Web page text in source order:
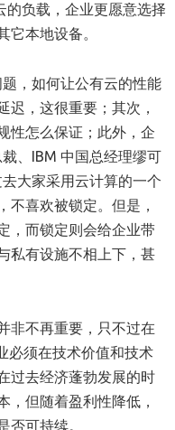
的负载，企业更愿意选择
它本地设备。
，如何让公有云的性能
迟，这很重要；其次，
性怎么保证；此外，企
、IBM 中国总经理缪可
大家采用云计算的一个
不喜欢被锁定。但是，
，而锁定则会给企业带
私有设施不相上下，甚
非不再重要，只不过在
必须在技术价值和技术
过去经济蓬勃发展的时
，但随着盈利性降低，
否可持续。